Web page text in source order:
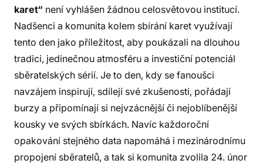
karet“ není vyhlášen žádnou celosvětovou institucí.
Nadšenci a komunita kolem sbírání karet využívají
tento den jako příležitost, aby poukázali na dlouhou
tradici, jedinečnou atmosféru a investiční potenciál
sběratelských sérií. Je to den, kdy se fanoušci
navzájem inspirují, sdílejí své zkušenosti, pořádají
burzy a připomínají si nejvzácnější či nejoblíbenější
kousky ve svých sbírkách. Navíc každoroční
opakování stejného data napomáhá i mezinárodnímu
propojení sběratelů, a tak si komunita zvolila 24. únor